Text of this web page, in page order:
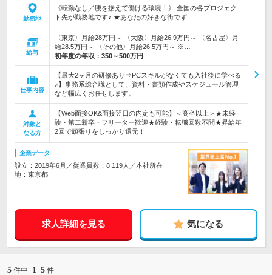
勤務地
《転勤なし／腰を据えて働ける環境！》 全国の各プロジェク
ト先が勤務地です♪ ★あなたの好きな街でず…
給与
〈東京〉月給28万円～ 〈大阪〉月給26.9万円～ 〈名古屋〉月
給28.5万円～ 〈その他〉月給26.5万円～ ※…
初年度の年収： 350～500万円
仕事内容
【最大2ヶ月の研修あり⇒PCスキルがなくても入社後に学べる
♪】事務系総合職として、資料・書類作成やスケジュール管理
など幅広くお任せします。
対象と
なる方
【Web面接OK&面接翌日の内定も可能】＜高卒以上＞★未経
験・第二新卒・フリーター歓迎★経験・転職回数不問★昇給年
2回で頑張りをしっかり還元！
企業データ
設立：2019年6月／従業員数：8,119人／本社所在
地：東京都
求人詳細を見る 気になる
5 件中 1 -5 件